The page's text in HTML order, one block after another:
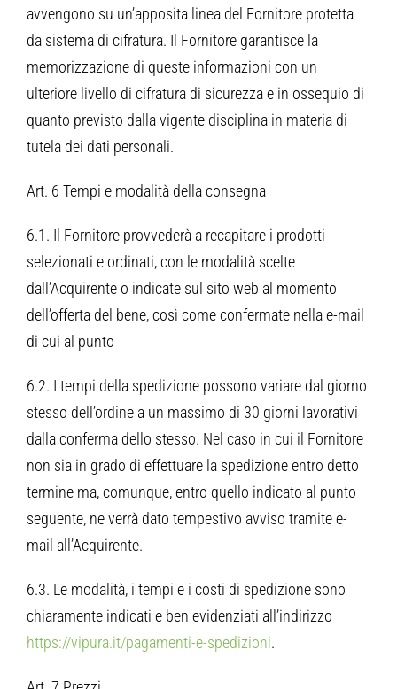
avvengono su un’apposita linea del Fornitore protetta
da sistema di cifratura. Il Fornitore garantisce la
memorizzazione di queste informazioni con un
ulteriore livello di cifratura di sicurezza e in ossequio di
quanto previsto dalla vigente disciplina in materia di
tutela dei dati personali.
Art. 6 Tempi e modalità della consegna
6.1. Il Fornitore provvederà a recapitare i prodotti
selezionati e ordinati, con le modalità scelte
dall’Acquirente o indicate sul sito web al momento
dell’offerta del bene, così come confermate nella e-mail
di cui al punto
6.2. I tempi della spedizione possono variare dal giorno
stesso dell’ordine a un massimo di 30 giorni lavorativi
dalla conferma dello stesso. Nel caso in cui il Fornitore
non sia in grado di effettuare la spedizione entro detto
termine ma, comunque, entro quello indicato al punto
seguente, ne verrà dato tempestivo avviso tramite e-
mail all’Acquirente.
6.3. Le modalità, i tempi e i costi di spedizione sono
chiaramente indicati e ben evidenziati all’indirizzo
https://vipura.it/pagamenti-e-spedizioni.